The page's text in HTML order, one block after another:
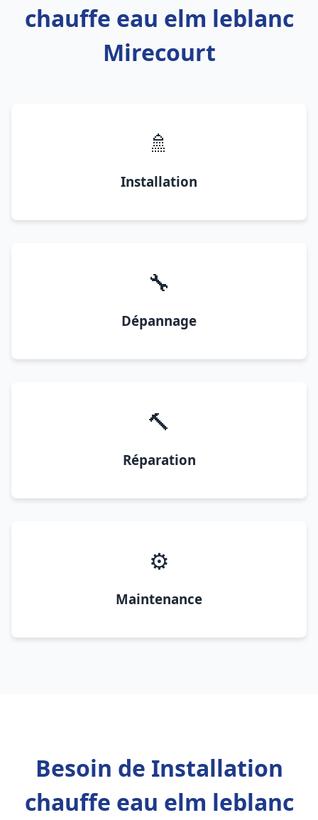
chauffe eau elm leblanc
Mirecourt
🚿
Installation
🔧
Dépannage
🔨
Réparation
⚙️
Maintenance
Besoin de Installation
chauffe eau elm leblanc